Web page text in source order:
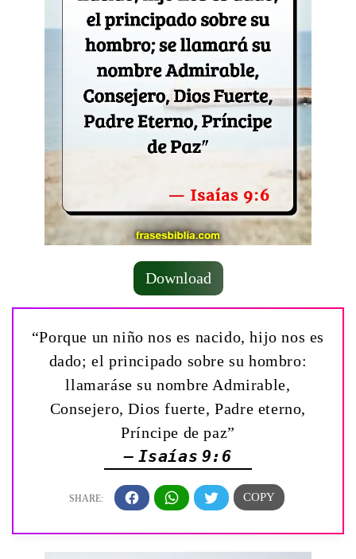
Download
“Porque un niño nos es nacido, hijo nos es
dado; el principado sobre su hombro:
llamaráse su nombre Admirable,
Consejero, Dios fuerte, Padre eterno,
Príncipe de paz”
— Isaías 9:6